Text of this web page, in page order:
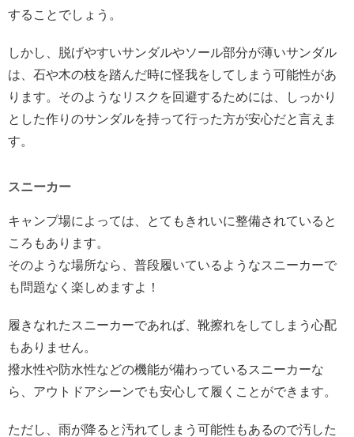
することでしょう。
しかし、脱げやすいサンダルやソール部分が薄いサンダル
は、石や木の枝を踏んだ時に怪我をしてしまう可能性があ
ります。そのようなリスクを回避するためには、しっかり
とした作りのサンダルを持って行った方が安心だと言えま
す。
スニーカー
キャンプ場によっては、とてもきれいに整備されていると
ころもあります。
そのような場所なら、普段履いているようなスニーカーで
も問題なく楽しめますよ！
履きなれたスニーカーであれば、靴擦れをしてしまう心配
もありません。
撥水性や防水性などの機能が備わっているスニーカーな
ら、アウトドアシーンでも安心して履くことができます。
ただし、雨が降ると汚れてしまう可能性もあるので汚した